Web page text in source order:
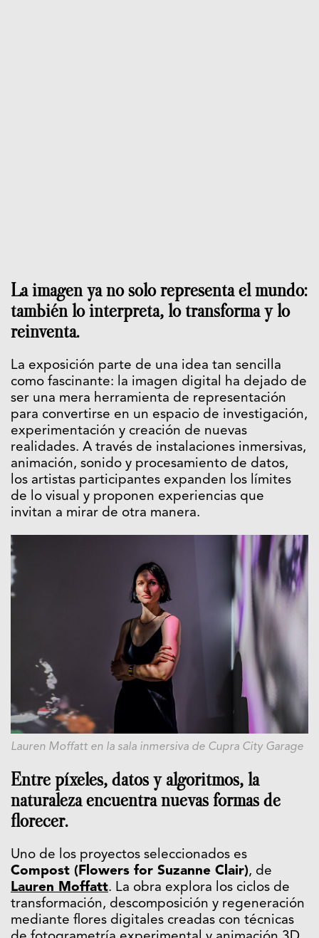
La imagen ya no solo representa el mundo:
también lo interpreta, lo transforma y lo
reinventa.
La exposición parte de una idea tan sencilla
como fascinante: la imagen digital ha dejado de
ser una mera herramienta de representación
para convertirse en un espacio de investigación,
experimentación y creación de nuevas
realidades. A través de instalaciones inmersivas,
animación, sonido y procesamiento de datos,
los artistas participantes expanden los límites
de lo visual y proponen experiencias que
invitan a mirar de otra manera.
Lauren Moffatt en la sala inmersiva de Cupra City Garage
Entre píxeles, datos y algoritmos, la
naturaleza encuentra nuevas formas de
florecer.
Uno de los proyectos seleccionados es
Compost (Flowers for Suzanne Clair), de
Lauren Moffatt. La obra explora los ciclos de
transformación, descomposición y regeneración
mediante flores digitales creadas con técnicas